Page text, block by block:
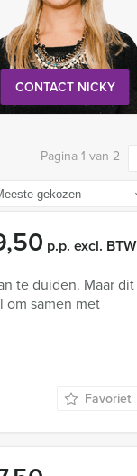
CONTACT NICKY
Pagina 1 van 2
p.p. excl. BTW
te duiden. Maar dit
om samen met
Favoriet